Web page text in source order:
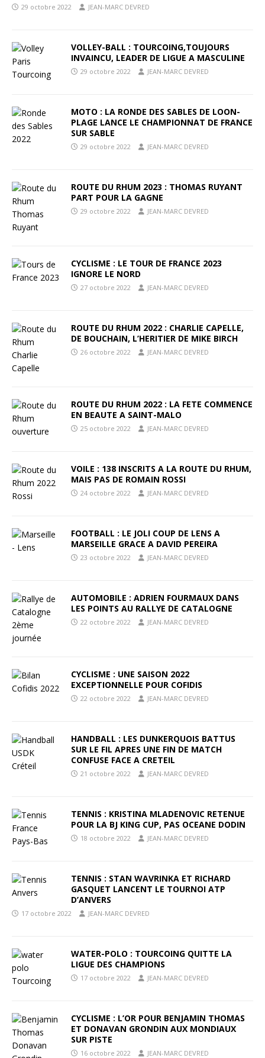
29 octobre 2022 JEAN-MARC DEVRED
VOLLEY-BALL : TOURCOING,TOUJOURS
INVAINCU, LEADER DE LIGUE A MASCULINE
29 octobre 2022 JEAN-MARC DEVRED
MOTO : LA RONDE DES SABLES DE LOON-
PLAGE LANCE LE CHAMPIONNAT DE FRANCE
SUR SABLE
29 octobre 2022 JEAN-MARC DEVRED
ROUTE DU RHUM 2023 : THOMAS RUYANT
PART POUR LA GAGNE
29 octobre 2022 JEAN-MARC DEVRED
CYCLISME : LE TOUR DE FRANCE 2023
IGNORE LE NORD
27 octobre 2022 JEAN-MARC DEVRED
ROUTE DU RHUM 2022 : CHARLIE CAPELLE,
DE BOUCHAIN, L’HERITIER DE MIKE BIRCH
26 octobre 2022 JEAN-MARC DEVRED
ROUTE DU RHUM 2022 : LA FETE COMMENCE
EN BEAUTE A SAINT-MALO
25 octobre 2022 JEAN-MARC DEVRED
VOILE : 138 INSCRITS A LA ROUTE DU RHUM,
MAIS PAS DE ROMAIN ROSSI
24 octobre 2022 JEAN-MARC DEVRED
FOOTBALL : LE JOLI COUP DE LENS A
MARSEILLE GRACE A DAVID PEREIRA
23 octobre 2022 JEAN-MARC DEVRED
AUTOMOBILE : ADRIEN FOURMAUX DANS
LES POINTS AU RALLYE DE CATALOGNE
22 octobre 2022 JEAN-MARC DEVRED
CYCLISME : UNE SAISON 2022
EXCEPTIONNELLE POUR COFIDIS
22 octobre 2022 JEAN-MARC DEVRED
HANDBALL : LES DUNKERQUOIS BATTUS
SUR LE FIL APRES UNE FIN DE MATCH
CONFUSE FACE A CRETEIL
21 octobre 2022 JEAN-MARC DEVRED
TENNIS : KRISTINA MLADENOVIC RETENUE
POUR LA BJ KING CUP, PAS OCEANE DODIN
18 octobre 2022 JEAN-MARC DEVRED
TENNIS : STAN WAVRINKA ET RICHARD
GASQUET LANCENT LE TOURNOI ATP
D’ANVERS
17 octobre 2022 JEAN-MARC DEVRED
WATER-POLO : TOURCOING QUITTE LA
LIGUE DES CHAMPIONS
17 octobre 2022 JEAN-MARC DEVRED
CYCLISME : L’OR POUR BENJAMIN THOMAS
ET DONAVAN GRONDIN AUX MONDIAUX
SUR PISTE
16 octobre 2022 JEAN-MARC DEVRED